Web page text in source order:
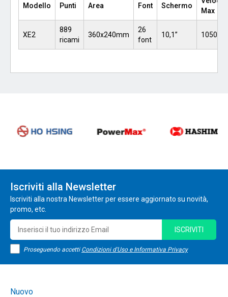
Modello Punti Area Font Schermo
Max
XE2
889
ricami
360x240mm
26
font
10,1”
Iscriviti alla Newsletter
Iscriviti alla nostra Newsletter per essere aggiornato su novità,
promo, etc.
Proseguendo accetti Condizioni d'Uso e Informativa Privacy
ISCRIVITI
Nuovo